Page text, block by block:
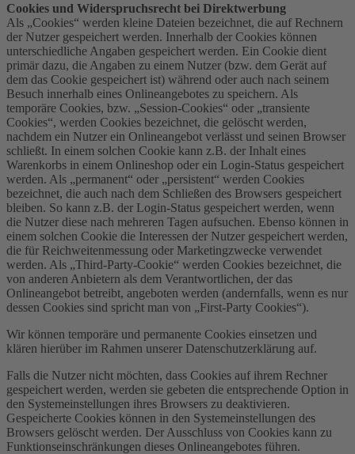
Cookies und Widerspruchsrecht bei Direktwerbung
Als „Cookies“ werden kleine Dateien bezeichnet, die auf Rechnern
der Nutzer gespeichert werden. Innerhalb der Cookies können
unterschiedliche Angaben gespeichert werden. Ein Cookie dient
primär dazu, die Angaben zu einem Nutzer (bzw. dem Gerät auf
dem das Cookie gespeichert ist) während oder auch nach seinem
Besuch innerhalb eines Onlineangebotes zu speichern. Als
temporäre Cookies, bzw. „Session-Cookies“ oder „transiente
Cookies“, werden Cookies bezeichnet, die gelöscht werden,
nachdem ein Nutzer ein Onlineangebot verlässt und seinen Browser
schließt. In einem solchen Cookie kann z.B. der Inhalt eines
Warenkorbs in einem Onlineshop oder ein Login-Status gespeichert
werden. Als „permanent“ oder „persistent“ werden Cookies
bezeichnet, die auch nach dem Schließen des Browsers gespeichert
bleiben. So kann z.B. der Login-Status gespeichert werden, wenn
die Nutzer diese nach mehreren Tagen aufsuchen. Ebenso können in
einem solchen Cookie die Interessen der Nutzer gespeichert werden,
die für Reichweitenmessung oder Marketingzwecke verwendet
werden. Als „Third-Party-Cookie“ werden Cookies bezeichnet, die
von anderen Anbietern als dem Verantwortlichen, der das
Onlineangebot betreibt, angeboten werden (andernfalls, wenn es nur
dessen Cookies sind spricht man von „First-Party Cookies“).
Wir können temporäre und permanente Cookies einsetzen und
klären hierüber im Rahmen unserer Datenschutzerklärung auf.
Falls die Nutzer nicht möchten, dass Cookies auf ihrem Rechner
gespeichert werden, werden sie gebeten die entsprechende Option in
den Systemeinstellungen ihres Browsers zu deaktivieren.
Gespeicherte Cookies können in den Systemeinstellungen des
Browsers gelöscht werden. Der Ausschluss von Cookies kann zu
Funktionseinschränkungen dieses Onlineangebotes führen.